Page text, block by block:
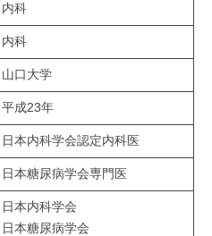
内科
内科
山口大学
平成23年
日本内科学会認定内科医
日本糖尿病学会専門医
日本内科学会
日本糖尿病学会